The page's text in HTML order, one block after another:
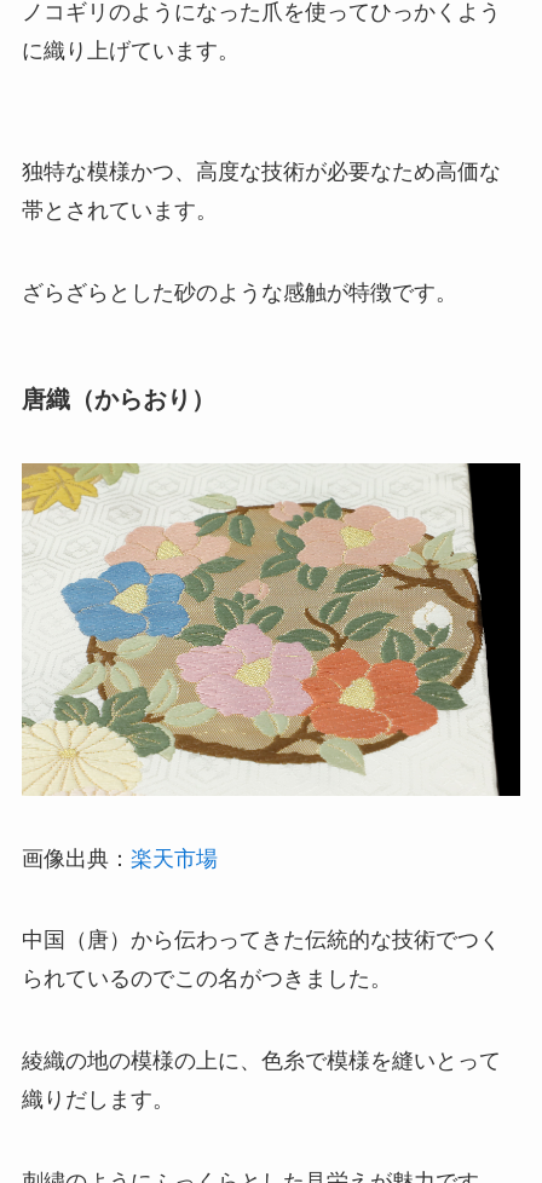
ノコギリのようになった爪を使ってひっかくよう
に織り上げています。
独特な模様かつ、高度な技術が必要なため高価な
帯とされています。
ざらざらとした砂のような感触が特徴です。
唐織（からおり）
画像出典： 楽天市場
中国（唐）から伝わってきた伝統的な技術でつく
られているのでこの名がつきました。
綾織の地の模様の上に、色糸で模様を縫いとって
織りだします。